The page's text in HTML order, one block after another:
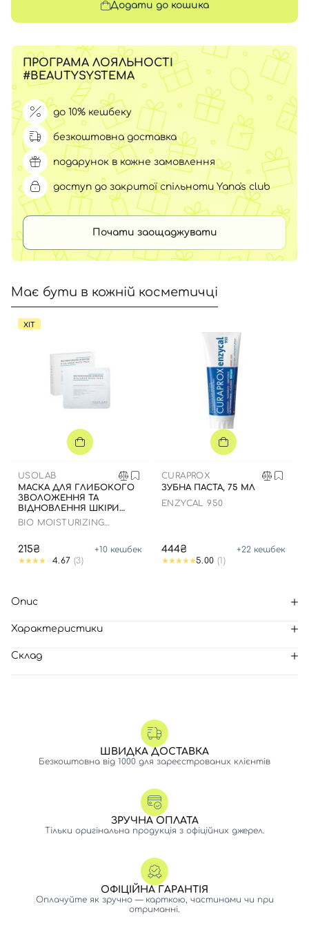
Додати до кошика
ПРОГРАМА ЛОЯЛЬНОСТІ
#BEAUTYSYSTEMA
до 10% кешбеку
безкоштовна доставка
подарунок в кожне замовлення
доступ до закритої спільноти Yana's club
Почати заощаджувати
Має бути в кожній косметичці
ХІТ
USOLAB
МАСКА ДЛЯ ГЛИБОКОГО
ЗВОЛОЖЕННЯ ТА
ВІДНОВЛЕННЯ ШКІРИ
ОБЛИЧЧЯ З
BIO MOISTURIZING
215₴ +10 кешбек
4.67 (3)
CURAPROX
ЗУБНА ПАСТА, 75 МЛ
ENZYCAL 950
444₴ +22 кешбек
5.00 (1)
Опис
Характеристики
Склад
ШВИДКА ДОСТАВКА
Безкоштовна від 1000 для зареєстрованих клієнтів
ЗРУЧНА ОПЛАТА
Тільки оригінальна продукція з офіційних джерел.
ОФІЦІЙНА ГАРАНТІЯ
Оплачуйте як зручно — карткою, частинами чи при
отриманні.